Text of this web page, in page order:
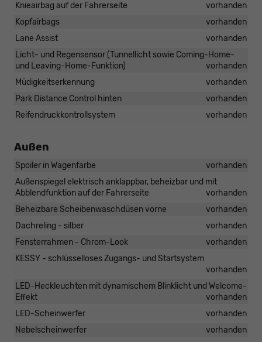
Knieairbag auf der Fahrerseite
vorhanden
Kopfairbags
vorhanden
Lane Assist
vorhanden
Licht- und Regensensor (Tunnellicht sowie Coming-Home-
und Leaving-Home-Funktion)
vorhanden
Müdigkeitserkennung
vorhanden
Park Distance Control hinten
vorhanden
Reifendruckkontrollsystem
vorhanden
Außen
Spoiler in Wagenfarbe
vorhanden
Außenspiegel elektrisch anklappbar, beheizbar und mit
Abblendfunktion auf der Fahrerseite
vorhanden
Beheizbare Scheibenwaschdüsen vorne
vorhanden
Dachreling - silber
vorhanden
Fensterrahmen - Chrom-Look
vorhanden
KESSY - schlüsselloses Zugangs- und Startsystem
vorhanden
LED-Heckleuchten mit dynamischem Blinklicht und Welcome-
Effekt
vorhanden
LED-Scheinwerfer
vorhanden
Nebelscheinwerfer
vorhanden